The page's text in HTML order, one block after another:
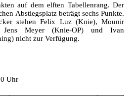
auf dem elften Tabellenrang. Der
Abstiegsplatz beträgt sechs Punkte.
stehen Felix Luz (Knie), Mounir
Jens Meyer (Knie-OP) und Ivan
nicht zur Verfügung.
Uhr